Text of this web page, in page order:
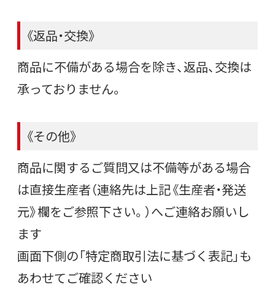
《返品・交換》
商品に不備がある場合を除き、返品、交換は
承っておりません。
《その他》
商品に関するご質問又は不備等がある場合
は直接生産者（連絡先は上記《生産者・発送
元》欄をご参照下さい。）へご連絡お願いし
ます
画面下側の「特定商取引法に基づく表記」も
あわせてご確認ください